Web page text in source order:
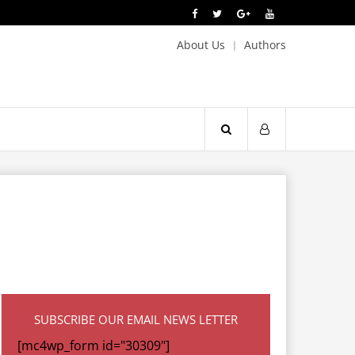
About Us Authors
SUBSCRIBE OUR EMAIL NEWS LETTER
[mc4wp_form id="30309"]